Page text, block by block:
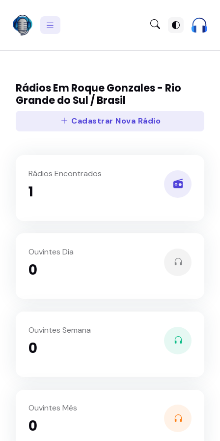
Rádios Em Roque Gonzales - Rio
Grande do Sul / Brasil
Cadastrar Nova Rádio
Rádios Encontrados
1
Ouvintes Dia
0
Ouvintes Semana
0
Ouvintes Mês
0